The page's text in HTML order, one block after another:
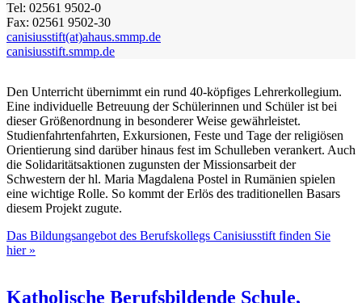
Tel: 02561 9502-0
Fax: 02561 9502-30
canisiusstift(at)ahaus.smmp.de
canisiusstift.smmp.de
Den Unterricht übernimmt ein rund 40-köpfiges Lehrerkollegium.
Eine individuelle Betreuung der Schülerinnen und Schüler ist bei
dieser Größenordnung in besonderer Weise gewährleistet.
Studienfahrtenfahrten, Exkursionen, Feste und Tage der religiösen
Orientierung sind darüber hinaus fest im Schulleben verankert. Auch
die Solidaritätsaktionen zugunsten der Missionsarbeit der
Schwestern der hl. Maria Magdalena Postel in Rumänien spielen
eine wichtige Rolle. So kommt der Erlös des traditionellen Basars
diesem Projekt zugute.
Das Bildungsangebot des Berufskollegs Canisiusstift finden Sie
hier »
Katholische Berufsbildende Schule,